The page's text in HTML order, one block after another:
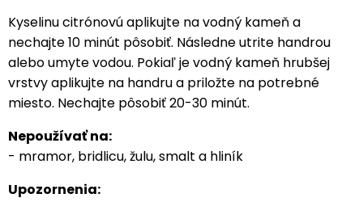
Kyselinu citrónovú aplikujte na vodný kameň a
nechajte 10 minút pôsobiť. Následne utrite handrou
alebo umyte vodou. Pokiaľ je vodný kameň hrubšej
vrstvy aplikujte na handru a priložte na potrebné
miesto. Nechajte pôsobiť 20-30 minút.
Nepoužívať na:
- mramor, bridlicu, žulu, smalt a hliník
Upozornenia: